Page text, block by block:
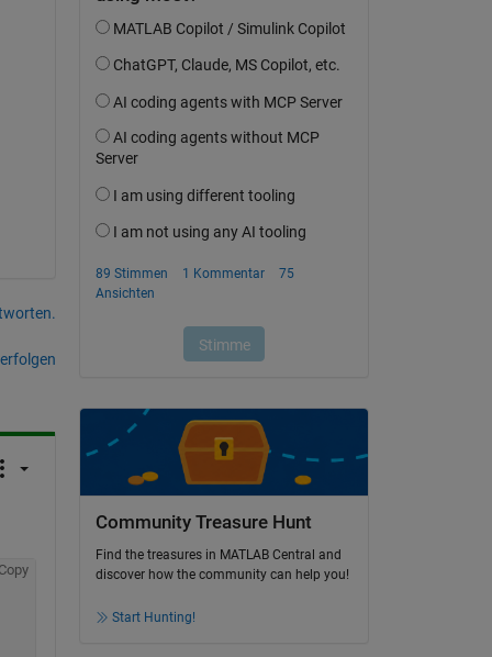
Community Treasure Hunt
Find the treasures in MATLAB Central and
discover how the community can help you!
Start Hunting!